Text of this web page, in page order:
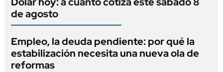
de agosto
Empleo, la deuda pendiente: por qué la
estabilización necesita una nueva ola de
reformas